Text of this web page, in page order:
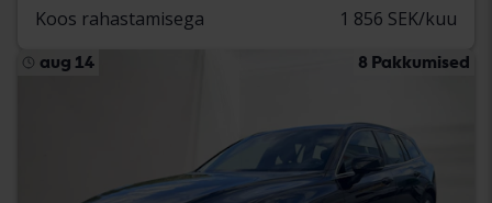
Koos rahastamisega
1 856 SEK/kuu
aug 14 8 Pakkumised